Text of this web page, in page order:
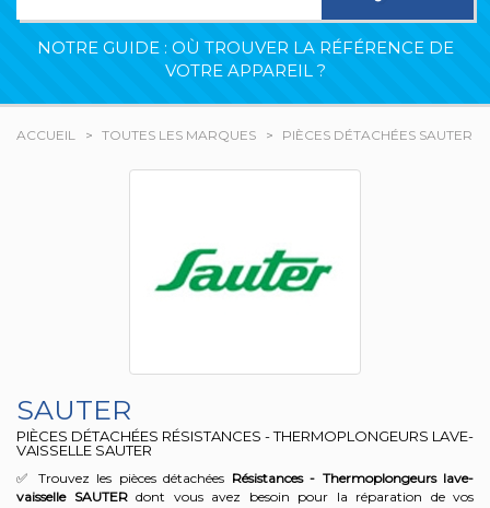
NOTRE GUIDE : OÙ TROUVER LA RÉFÉRENCE DE
VOTRE APPAREIL ?
ACCUEIL TOUTES LES MARQUES PIÈCES DÉTACHÉES SAUTER
SAUTER
PIÈCES DÉTACHÉES RÉSISTANCES - THERMOPLONGEURS LAVE-
VAISSELLE SAUTER
✅ Trouvez les pièces détachées Résistances - Thermoplongeurs lave-
vaisselle SAUTERdont vous avez besoin pour la réparation de vos